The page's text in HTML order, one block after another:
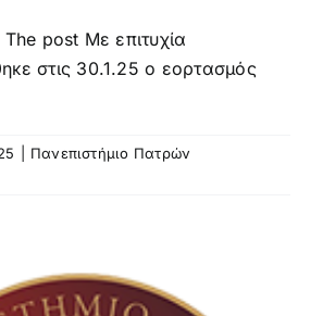
post Με επιτυχία
στις 30.1.25 ο εορτασμός
Πανεπιστήμιο Πατρών